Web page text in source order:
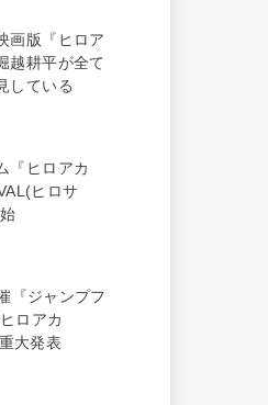
画版『ヒロア
越耕平が全て
している
『ヒロアカ
ヒロサ
『ジャンプフ
ロアカ
大発表